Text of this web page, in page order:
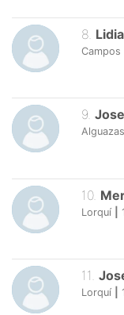
8. Lidia
Campos
9.
Alguazas
10.
Lorquí
11
Lorquí